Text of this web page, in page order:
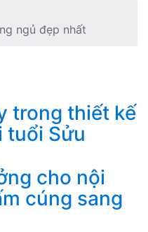
ngủ đẹp nhất
trong thiết kế
tuổi Sửu
cho nội
cúng sang